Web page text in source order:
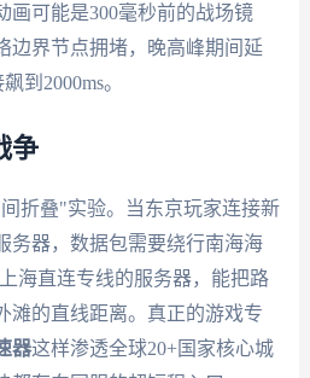
画可能是300毫秒前的战场镜
边界节点拥堵，晚高峰期间延
到2000ms。
争
折叠"实验。当东京玩家连接新
务器，数据包需要绕行南海海
海直连专线的服务器，能把路
滩的直线距离。真正的游戏专
器这样渗透全球20+国家核心城